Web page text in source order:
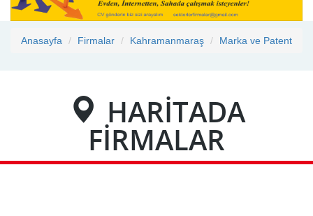
Anasayfa Firmalar Kahramanmaraş Marka ve Patent
HARİTADA
FİRMALAR